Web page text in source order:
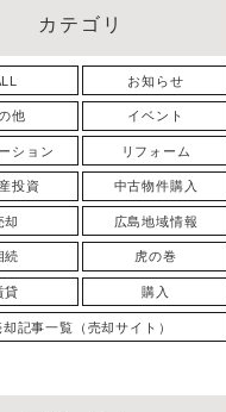
カテゴリ
お知らせ
他 イベント
ション リフォーム
投資 中古物件購入
却 広島地域情報
続 虎の巻
貸 購入
却記事一覧（売却サイト）